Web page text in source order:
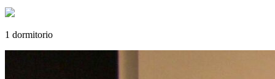
1 dormitorio